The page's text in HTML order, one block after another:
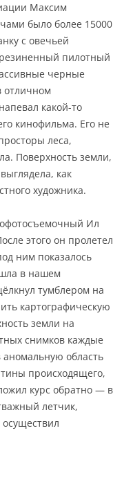
Максим
было более 15000
с овечьей
пилотный
черные
отличном
какой-то
кинофильма. Его не
леса,
Поверхность земли,
как
художника.
Ил
этого он пролетел
ним показалось
в нашем
тумблером на
картографическую
земли на
снимков каждые
аномальную область
происходящего,
курс обратно — в
летчик,